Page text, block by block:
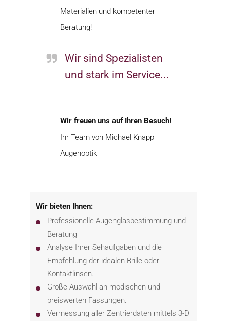
Materialien und kompetenter
Beratung!
Wir sind Spezialisten
und stark im Service...
Wir freuen uns auf Ihren Besuch!
Ihr Team von Michael Knapp
Augenoptik
Wir bieten Ihnen:
Professionelle Augenglasbestimmung und
Beratung
Analyse Ihrer Sehaufgaben und die
Empfehlung der idealen Brille oder
Kontaktlinsen.
Große Auswahl an modischen und
preiswerten Fassungen.
Vermessung aller Zentrierdaten mittels 3-D